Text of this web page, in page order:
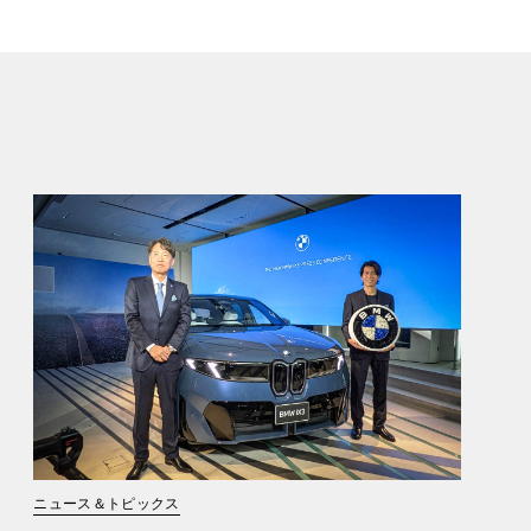
ニュース＆トピックス